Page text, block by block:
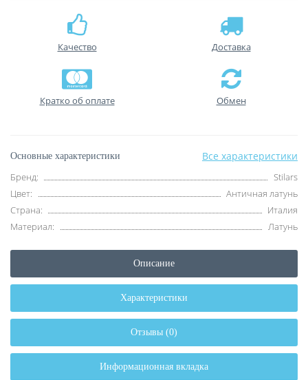
Качество Доставка
Кратко об оплате Обмен
Основные характеристики Все характеристики
Бренд:
Stilars
Цвет:
Античная латунь
Страна:
Италия
Материал:
Латунь
Описание
Характеристики
Отзывы (0)
Информационная вкладка